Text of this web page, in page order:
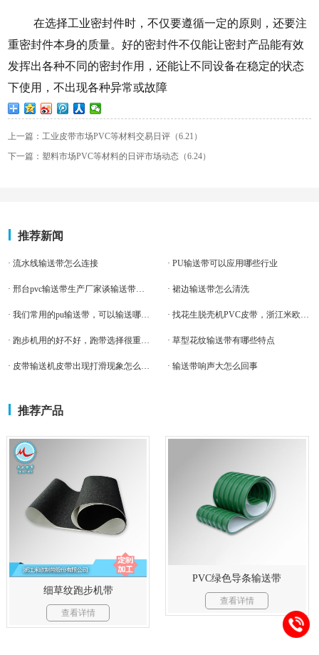
在选择工业密封件时，不仅要遵循一定的原则，还要注
重密封件本身的质量。好的密封件不仅能让密封产品能有效
发挥出各种不同的密封作用，还能让不同设备在稳定的状态
下使用，不出现各种异常或故障
上一篇：工业皮带市场PVC等材料交易日评（6.21）
下一篇：塑料市场PVC等材料的日评市场动态（6.24）
推荐新闻
· 流水线输送带怎么连接 · PU输送带可以应用哪些行业
· 裙边输送带怎么清洗
· 草型花纹输送带有哪些特点
· 输送带响声大怎么回事
推荐产品
细草纹跑步机带
查看详情
PVC绿色导条输送带
查看详情